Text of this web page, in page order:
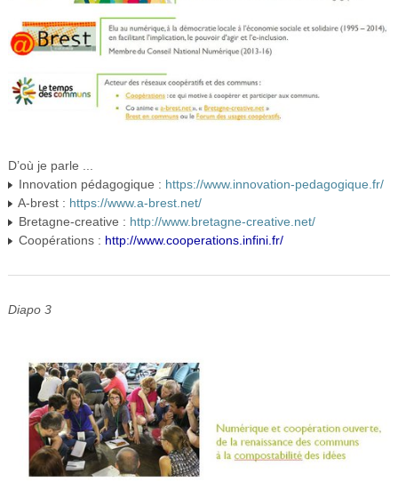
D’où je parle ...
Innovation pédagogique : https://www.innovation-pedagogique.fr/
A-brest : https://www.a-brest.net/
Bretagne-creative : http://www.bretagne-creative.net/
Coopérations : http://www.cooperations.infini.fr/
Diapo 3